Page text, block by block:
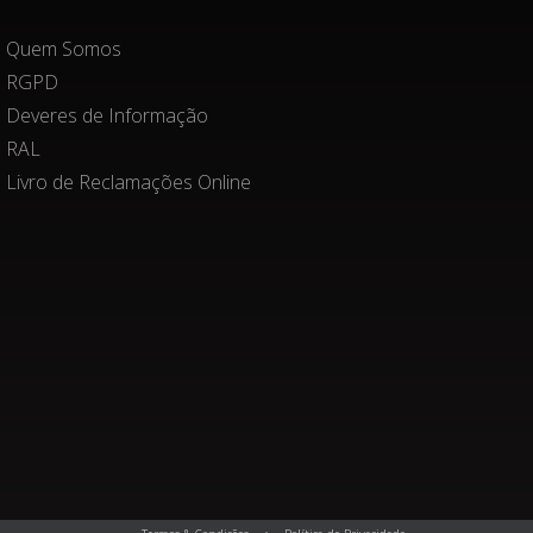
R7 Anniversary White
Yamaha
Quem Somos
RGPD
Deveres de Informação
RAL
Livro de Reclamações Online